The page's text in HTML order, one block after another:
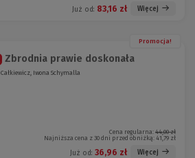
Już od: 83,16 zł Więcej
Promocja!
Zbrodnia prawie doskonała
Iwona Schymalla
Cena regularna: 44,00 zł
Najniższa cena z 30 dni przed obniżką: 41,79 zł
Już od: 36,96 zł Więcej